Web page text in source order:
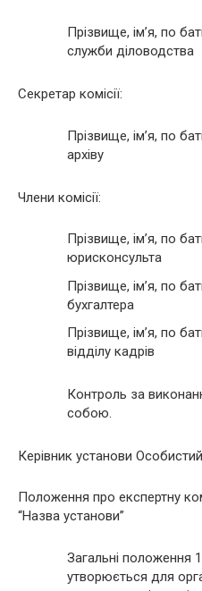
Прізвище, ім’я, по
служби діловодства
Секретар комісії:
Прізвище, ім’я, по
архіву
Члени комісії:
Прізвище, ім’я, по
юрисконсульта
Прізвище, ім’я, по
бухгалтера
Прізвище, ім’я, по
відділу кадрів
Контроль за
собою.
Керівник установи Особистий
Положення про експертну
“Назва установи”
Загальні положення
утворюється для